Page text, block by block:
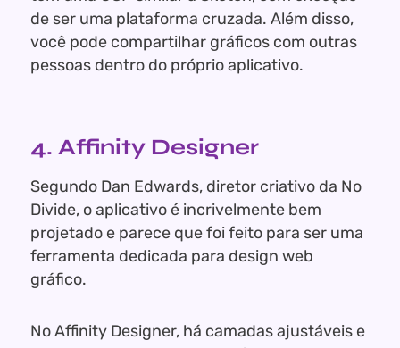
de ser uma plataforma cruzada. Além disso,
você pode compartilhar gráficos com outras
pessoas dentro do próprio aplicativo.
4. Affinity Designer
Segundo Dan Edwards, diretor criativo da No
Divide, o aplicativo é incrivelmente bem
projetado e parece que foi feito para ser uma
ferramenta dedicada para design web
gráfico.
No Affinity Designer, há camadas ajustáveis ​​e